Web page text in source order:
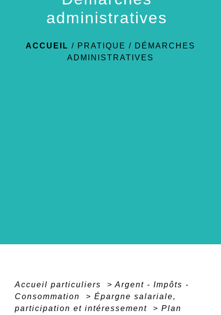
administratives
ACCUEIL / PRATIQUE / DÉMARCHES
ADMINISTRATIVES
Accueil particuliers > Argent - Impôts -
Consommation
> Épargne salariale,
participation et intéressement
> Plan